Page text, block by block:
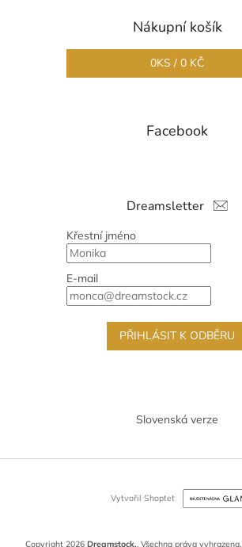
Nákupní košík
0KS / 0 KČ
Facebook
Dreamsletter
Křestní jméno
E-mail
PŘIHLÁSIT K ODBĚRU
Slovenská verze
Vytvořil Shoptet
Copyright 2026 Dreamstock.. Všechna práva vyhrazena.